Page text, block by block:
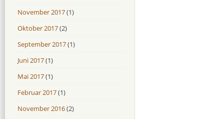
November 2017(1)
Oktober 2017(2)
September 2017(1)
Juni 2017(1)
Mai 2017(1)
Februar 2017(1)
November 2016(2)